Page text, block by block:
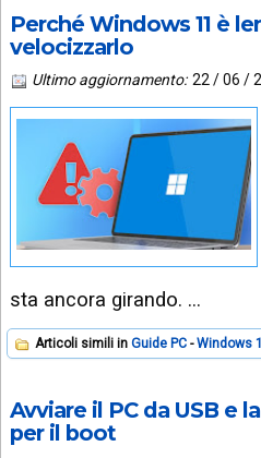
Perché Windows 11 è
velocizzarlo
Ultimo aggiornamento: 22 / 06 /
sta ancora girando. …
Articoli simili in Guide PC Windows
Avviare il PC da USB e
per il boot